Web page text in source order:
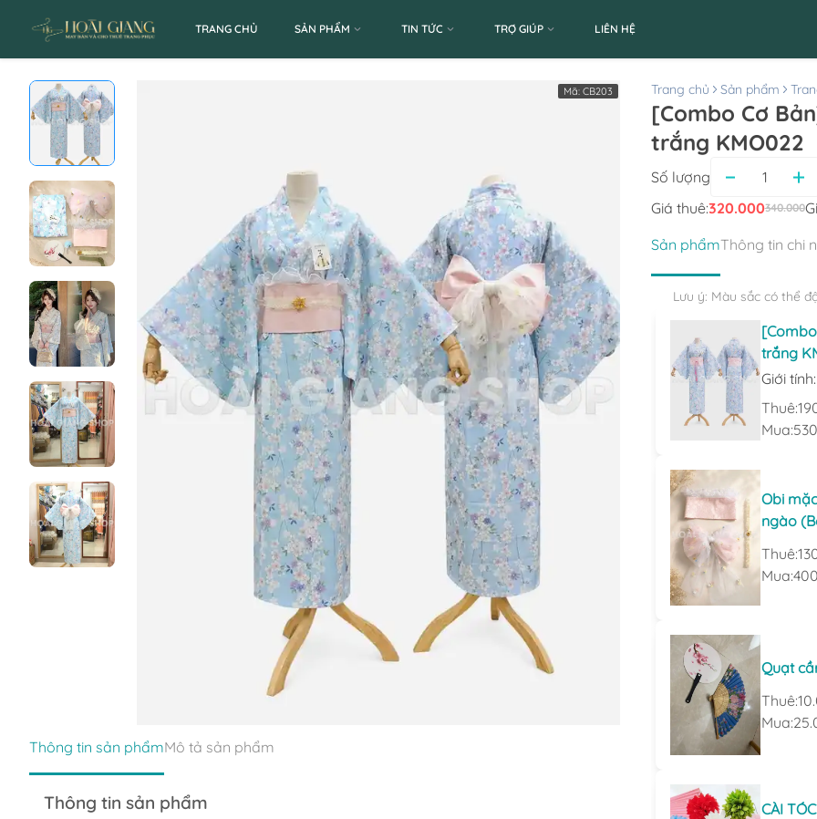
TRANG CHỦ SẢN PHẨM TIN TỨC TRỢ GIÚP LIÊN HỆ
Mã: CB203
Thông tin sản phẩmMô tả sản phẩm
Thông tin sản phẩm
Trang chủ Sản phẩm
[Combo Cơ
trắng KMO022
Số lượng
Giá thuê:320.000340.000
Sản phẩmThông tin chi
Lưu ý: Màu sắc có thể
trắng
Giới tính
Thuê:
Mua:
Obi
ngào
Thuê:
Mua:
Quạt
Thuê:
Mua:
CÀI